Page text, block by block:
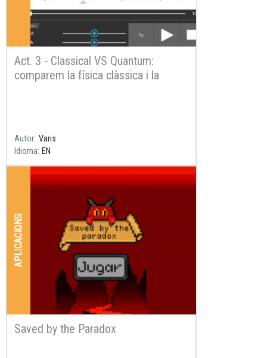
Act. 3 - Classical VS Quantum:
comparem la física clàssica i la
Autor Varis
Idioma EN
APLICACIONS
Saved by the Paradox